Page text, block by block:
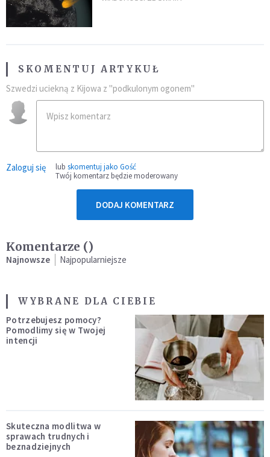
SKOMENTUJ ARTYKUŁ
Szwedzi uciekną z Kijowa z "podkulonym ogonem"
Zaloguj się lub skomentuj jako Gość
Twój komentarz będzie moderowany
DODAJ KOMENTARZ
Komentarze ()
Najnowsze Najpopularniejsze
WYBRANE DLA CIEBIE
Potrzebujesz pomocy?
Pomodlimy się w Twojej
intencji
Skuteczna modlitwa w
sprawach trudnych i
beznadziejnych